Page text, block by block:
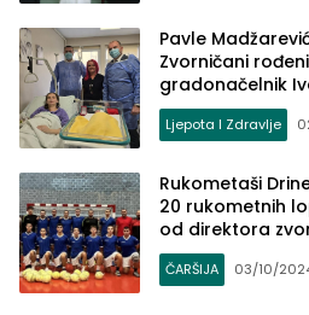
Pavle
Zvorničani
gradonačelnik
zlatnicima sa
Ljepota I Zdravlje
Rukometaši
20 rukometnih
od direktora
ČARŠIJA 03/10/